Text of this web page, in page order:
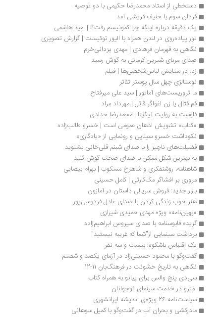
دستخطی از استاد محمدرضا حکیمی با دو توصیه
فردان سوم با حنیف قریشی آمد
یک دقیقه درباره اینکه چرا کمونیسم رفت؟! | امید هاشمی
تور پیاده‌روی در لندن همراه با الیور توئیست | گزارش تصویری
نگاهی به قهرمان فرهادی | مهدی یزدانی‌خرم
صدای مربای شیرین کرمانی به گوش رسید
زد: در ستایش لباس‌شخصی‌ها | فیلم
نوستالژی چهل سال پوستر تئاتر
ما تروریست‌های آماتور | سید علی میرفتاح
فم فتال یا زن اغواگر قاتل | مهرداد مراد
فاوست به روایت نیکیتا | محمدرضا حدادی
«کتاب» تشویش اذهان عمومی است | خسرو طالب‌زاده
نکوداشت خسرو سینایی و رونمایی از «یادگاری»
فضیلت‌های ناچیز را با صدای شبنم قلی‌خانی بشنوید
به بهترین شکل ممکن با صدای صحت گوش کنید
شاهنامه، روشنفکری و شاهرخ مسکوب | بهرام بیضایی
مروری بر افشاگر مک‌کارتی | کامل حسینی
بازار جدید: فروش سریالی داستان در آمازون
هنر خوب زندگی کردن با صدای عادل فردوسی‌پور
«بهین‌نامه» ویژه مهدی حمیدی شیرازی
گزیده قابوسنامه با صدای سیروس ابراهیم‌زاده
برداشت سینمایی از"شما که غریبه نیستید"
یک اقتباس باشکوه: بیست و سه نفر
گفت‌وگو با محمود حسینی‌زاد در آزمای یکصد و شصتم
نگاهی به تاریخ خشونت در فرهنگ‌بان 11-12
سی‌دی پنج والس برای پیانو به همراه کتاب
مترو در خدمت سینمای نوجوانان
سیاست‌نامه 26 ویژه‌ی اندیشه ایرانشهری
مادرکشی و بحران آب در گفت‌وگو با کمیل سوهانی